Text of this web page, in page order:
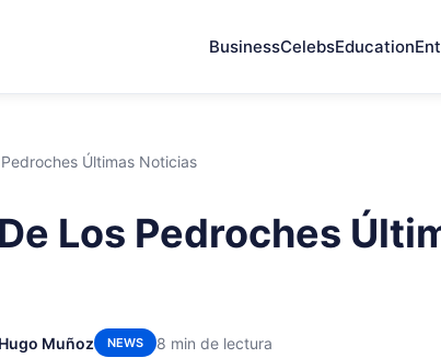
BusinessCelebsEducation
Últimas Noticias
Los Pedroches
Muñoz NEWS 8 min de lectura